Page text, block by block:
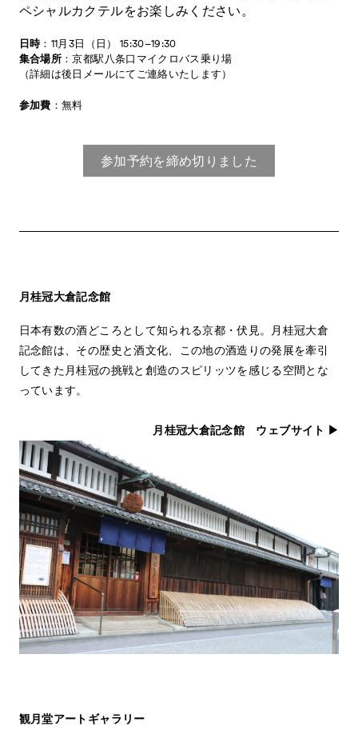
- Gallery Collaborations
- Kyoto Meetings
Artworks 作品一覧
ACK Curates
- Talks トークプログラム
Visitor Information
Partners パートナー
Press プレス
Contact
アーカイブ
ペシャルカクテルをお楽しみください。
日時：11月3日（日） 15:30–19:30
集合場所 ：京都駅八条口マイクロバス乗り場
（詳細は後日メールにてご連絡いたします）
参加費 ：無料
参加予約を締め切りました
月桂冠大倉記念館
日本有数の酒どころとして知られる京都・伏見。月桂冠大倉
記念館は、その歴史と酒文化、この地の酒造りの発展を牽引
してきた月桂冠の挑戦と創造のスピリッツを感じる空間とな
っています。
月桂冠大倉記念館 ウェブサイト ▶
観月堂アートギャラリー